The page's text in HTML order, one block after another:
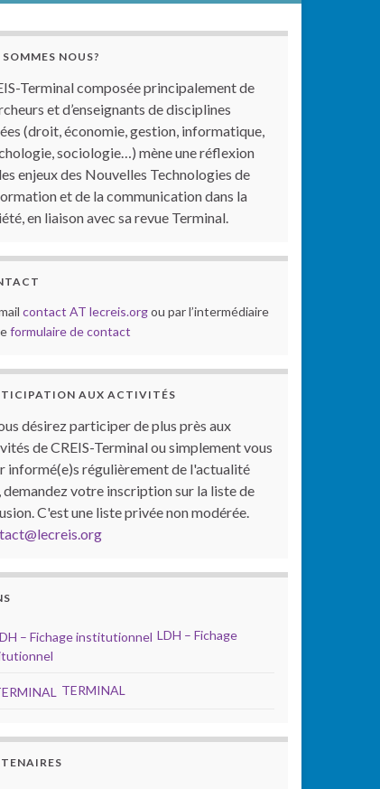
NOUS?
Terminal composée principalement de
et d’enseignants de disciplines
(droit, économie, gestion, informatique,
sociologie…) mène une réflexion
enjeux des Nouvelles Technologies de
et de la communication dans la
en liaison avec sa revue Terminal.
contact AT lecreis.orgou par l’intermédiaire
formulaire de contact
AUX ACTIVITÉS
désirez participer de plus près aux
de CREIS-Terminal ou simplement vous
informé(e)s régulièrement de l'actualité
demandez votre inscription sur la liste de
C'est une liste privée non modérée.
LDH – Fichage
TERMINAL